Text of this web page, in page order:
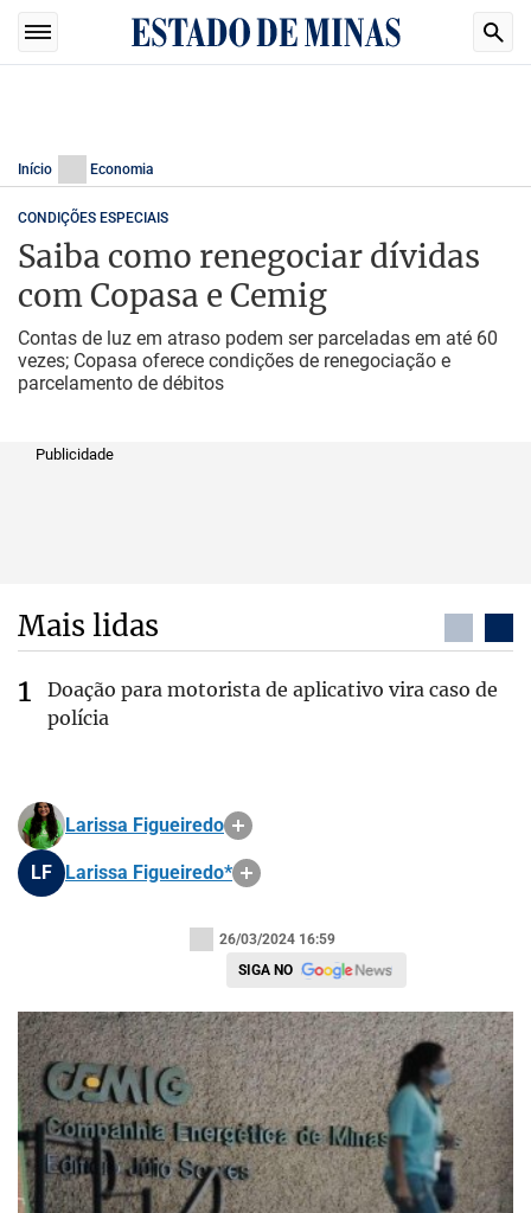
Início Economia
CONDIÇÕES ESPECIAIS
Saiba como renegociar dívidas
com Copasa e Cemig
Contas de luz em atraso podem ser parceladas em até 60
vezes; Copasa oferece condições de renegociação e
parcelamento de débitos
Publicidade
Mais lidas
Doação para motorista de aplicativo vira caso de
polícia
Larissa Figueiredo
LF Larissa Figueiredo*
26/03/2024 16:59
SIGA NO